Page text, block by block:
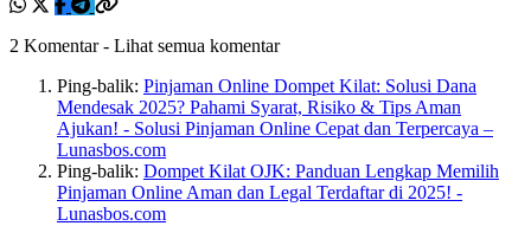
2 Komentar- Lihat semua komentar
Ping-balik: Pinjaman Online Dompet Kilat: Solusi Dana
Mendesak 2025? Pahami Syarat, Risiko & Tips Aman
Ajukan! - Solusi Pinjaman Online Cepat dan Terpercaya –
Lunasbos.com
Ping-balik: Dompet Kilat OJK: Panduan Lengkap Memilih
Pinjaman Online Aman dan Legal Terdaftar di 2025! -
Lunasbos.com